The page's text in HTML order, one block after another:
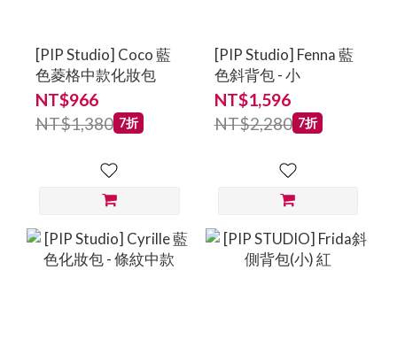
[PIP Studio] Coco 藍
色菱格中款化妝包
NT$966
NT$1,380 7折
[PIP Studio] Fenna 藍
色斜背包 - 小
NT$1,596
NT$2,280 7折